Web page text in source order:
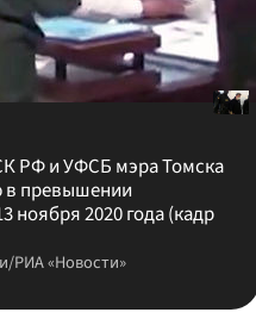
РФ и УФСБ мэра Томска
в превышении
2020 года (кадр
РИА «Новости»